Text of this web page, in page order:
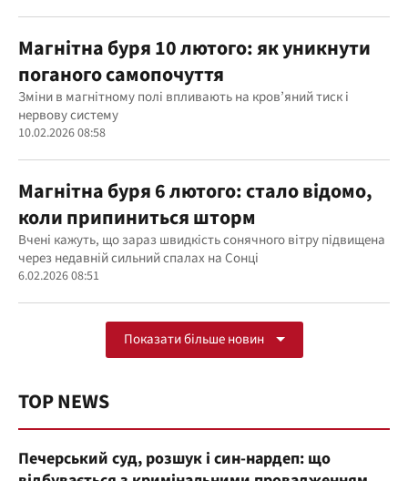
Магнітна буря 10 лютого: як уникнути
поганого самопочуття
Зміни в магнітному полі впливають на кров’яний тиск і
нервову систему
10.02.2026 08:58
Магнітна буря 6 лютого: стало відомо,
коли припиниться шторм
Вчені кажуть, що зараз швидкість сонячного вітру підвищена
через недавній сильний спалах на Сонці
6.02.2026 08:51
Показати більше новин
TOP NEWS
Печерський суд, розшук і син-нардеп: що